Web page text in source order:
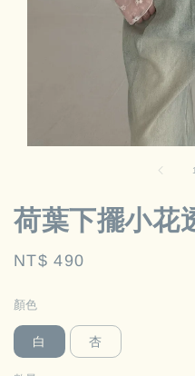
1
荷葉下擺小花
Regular
NT$ 490
顏色
白 杏